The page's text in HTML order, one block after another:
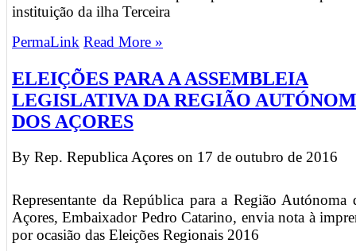
instituição da ilha Terceira
PermaLink Read More »
ELEIÇÕES PARA A ASSEMBLEIA
LEGISLATIVA DA REGIÃO
DOS AÇORES
By Rep. Republica Açores on 17 de outubro de 2016
Representante da República para a Região Autónoma
Açores, Embaixador Pedro Catarino, envia nota à
por ocasião das Eleições Regionais 2016